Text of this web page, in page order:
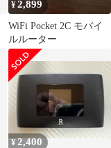
¥2,899
WiFi Pocket 2C モバイ
ルルーター
¥2,400